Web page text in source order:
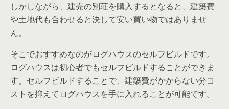
しかしながら、建売の別荘を購入するとなると、建築費
や土地代も合わせると決して安い買い物ではありませ
ん。
そこでおすすめなのがログハウスのセルフビルドです。
ログハウスは初心者でもセルフビルドすることができま
す。セルフビルドすることで、建築費がかからない分コ
ストを抑えてログハウスを手に入れることが可能です。